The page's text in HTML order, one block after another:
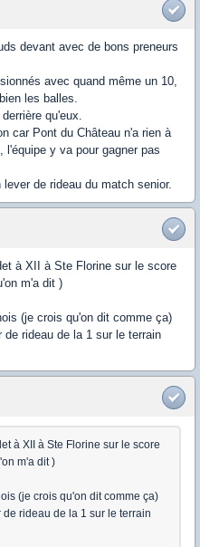
devant avec de bons preneurs
avec quand même un 10,
les balles.
qu'eux.
car Pont du Château n'a rien à
l'équipe y va pour gagner pas
de rideau du match senior.
à XII à Ste Florine sur le score
m'a dit )
(je crois qu'on dit comme ça)
rideau de la 1 sur le terrain
à XII à Ste Florine sur le score
m'a dit )
(je crois qu'on dit comme ça)
rideau de la 1 sur le terrain